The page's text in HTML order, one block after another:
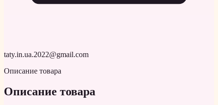
taty.in.ua.2022@gmail.com
Описание товара
Описание товара